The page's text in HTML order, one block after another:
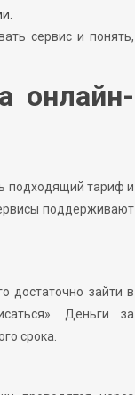
сервис и понять,
онлайн-
подходящий тариф и
поддерживают
достаточно зайти в
Деньги за
срока.